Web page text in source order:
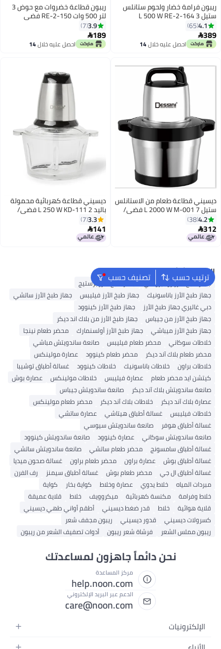
ريبون فرامة خضار ولحوم ستانلس
ستيل 3 L 500 W RE-2-164
4.1
65
389
احصل عليه خلال14
ريبون قطاعة خضروات مع حوض 3
لتر 500 وات RE-2-150 فضي
3.9
7
189
احصل عليه خلال14
ديسيني قطاعة طعام من الاستانلس
ستيل 7 L 2000 W M-001 فضي/
أسود
4.2
38
312
ديسيني قطاعة كهربائية محمولة
باليد 2 L 250 W KD-111 فضي/
أسود/شفاف
3.3
7
141
ترتيب حسب تصنيف حسب البحث الشائع
جهاز طبخ الأرز زوجيروشي
جهاز طبخ الأرز برستيج
جهاز طبخ الأرز باناسونيك
جهاز طبخ الأرز فيليبس
جهاز طبخ الأرز ساتشي
دبي غاليري جهاز طبخ الأرز
جهاز طبخ الأرز كينوود
جهاز طبخ الأرز من جيباس
جهاز طبخ الأرز من بلاك اند ديكر
جهاز طبخ الأرز ميباشي
جهاز طبخ الأرز أولسنمارك
محضر طعام نينجا
خلاطات سوكاني
محضر طعام فيليبس
صانعة ساندويتش مباشي
محضر طعام بلاك آند ديكر
محضر طعام كينوود
عصارة مولينكس
خلاطات براون
خلاطات باناسونيك خلاطات كينوود
غسالة أطباق توشيبا
كيتشن ايد محضر طعام
عصارة فيليبس خلاطات مولينكس
عصارة بوش
صانعة ساندويتش بلاك آند ديكر
صانعة ساندويتش جيباس
عصارة بلاك آند ديكر
خلاطات بلاك آند ديكر
محضر طعام مولينكس
خلاطات فيليبس
غسالة أطباق هيتاشي
عصارة ساتشي
غسالة أطباق هوفر
صانعة ساندويتش سيوسي
صانعة ساندويتش سوكاني
عصارة كينوود
صانعة ساندويتش كينوود
غسالة أطباق سامسونج
محضر طعام ساتشي
صانعة ساندويتش ساتشي
غسالة أطباق بوش
عصارة براون محضر طعام براون
غسالة صحون ميديا
غسالة أطباق ال جي
محضر طعام بوش غسالة أطباق سيمنز
رف الفرن
مبردات المياه
خلاط يدوي عصارة وخلاط كواية بخار
كواية
خلاط وفرامة
مكنسة كهربائية ميكروويف خلاط
قلاية عميقة
قلاية هوائية
خلاط قدر ضغط ديسيني
أطقم أواني طهي ديسيني
كسرولات ديسيني
قدور ديسيني
ريبون مجفف شعر
ريبون مملس الشعر
فرشاة شعر ريبون أدوات تصفيف الشعر من ريبون
نحن دائماً جاهزون لمساعدتك
مركز المساعدة
help.noon.com
الدعم عبر البريد الإلكتروني
care@noon.com
الإلكترونيات
الهواتف المتحركة